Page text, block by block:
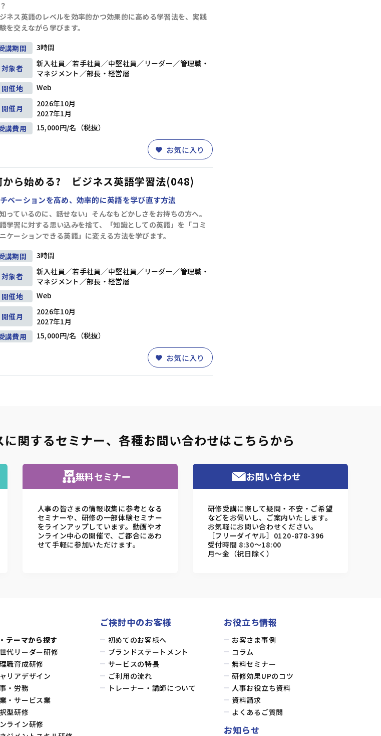
ネス英語のレベルを効率的かつ効果的に高める学習法を、実践
を交えながら学びます。
講期間 3時間
対象者
新入社員／若手社員／中堅社員／リーダー／管理職・
マネジメント／部長・経営層
開催地
Web
開催月
2026年10月
2027年1月
講費用
15,000円/名（税抜）
お気に入り
から始める? ビジネス英語学習法(048)
ベーションを高め、効率的に英語を学び直す方法
知っているのに、話せない」そんなもどかしさをお持ちの方へ。
学習に対する思い込みを捨て、「知識としての英語」を「コミ
ケーションできる英語」に変える方法を学びます。
講期間 3時間
対象者
新入社員／若手社員／中堅社員／リーダー／管理職・
マネジメント／部長・経営層
開催地
Web
開催月
2026年10月
2027年1月
講費用
15,000円/名（税抜）
お気に入り
略
ファシリテーション・会議運営
ビジネス文書・資料作成
(8) 英語
条件を追加する
関するセミナー、 各種お問い合わせはこちらから
無料セミナー
人事の皆さまの情報収集に参考となる
セミナーや、研修の一部体験セミナー
をラインアップしています。動画やオ
ンライン中心の開催で、ご都合にあわ
せて手軽に参加いただけます。
お問い合わせ
研修受講に際して疑問・不安・ご希望
などをお伺いし、ご案内いたします。
お気軽にお問い合わせください。
［フリーダイヤル］0120-878-396
受付時間 8:30～18:00
月～金（祝日除く）
テーマから探す
代リーダー研修
職育成研修
リアデザイン
・労務
・サービス業
型研修
ライン研修
ご検討中のお客様
初めてのお客様へ
ブランドステートメント
サービスの特長
ご利用の流れ
トレーナー・講師について
お役立ち情報
お客さま事例
コラム
無料セミナー
研修効果UPのコツ
人事お役立ち資料
資料請求
よくあるご質問
お知らせ